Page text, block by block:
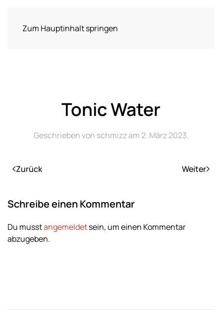
Zum Hauptinhalt springen
Tonic Water
Geschrieben von schmizzam 2. März 2023.
Zurück Weiter
Schreibe einen Kommentar
Du musstangemeldetsein, um einen Kommentar
abzugeben.